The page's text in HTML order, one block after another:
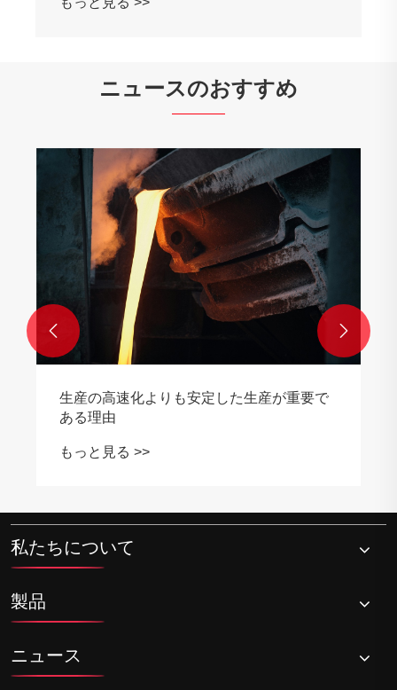
ニュースのおすすめ
精度とパワー: Shengfa Hardware Factory
が信頼性を定義する方法
もっと見る >>
 
私たちについて
製品
ニュース